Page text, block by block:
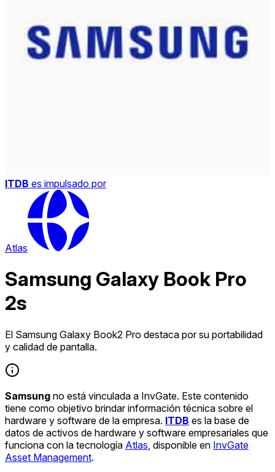
ITDB es impulsado por
Atlas
Samsung Galaxy Book Pro
2s
El Samsung Galaxy Book2 Pro destaca por su portabilidad
y calidad de pantalla.
Samsung no está vinculada a InvGate. Este contenido
tiene como objetivo brindar información técnica sobre el
hardware y software de la empresa. ITDB es la base de
datos de activos de hardware y software empresariales que
funciona con la tecnología Atlas , disponible en InvGate
Asset Management.